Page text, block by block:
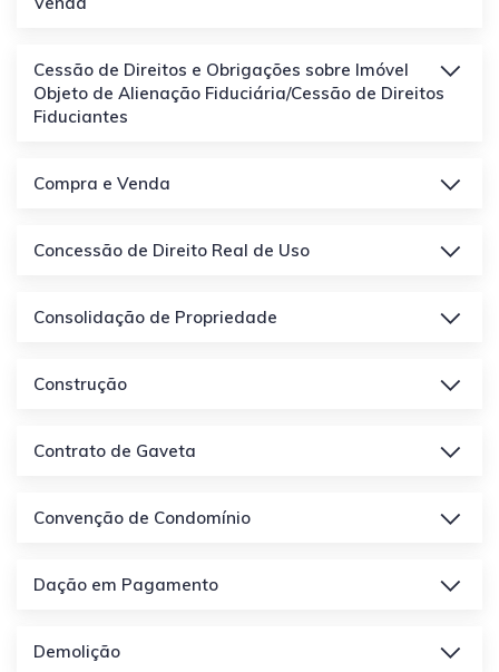
Cessão de Direitos e Obrigações sobre Imóvel
Objeto de Alienação Fiduciária/Cessão de Direitos
Fiduciantes
Compra e Venda
Concessão de Direito Real de Uso
Consolidação de Propriedade
Construção
Contrato de Gaveta
Convenção de Condomínio
Dação em Pagamento
Demolição